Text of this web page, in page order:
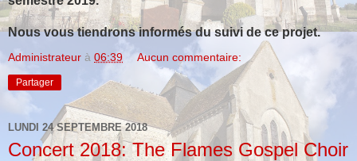
Nous vous tiendrons informés du suivi de ce projet.
Administrateur à 06:39 Aucun commentaire:
Partager
LUNDI 24 SEPTEMBRE 2018
Concert 2018: The Flames Gospel Choir